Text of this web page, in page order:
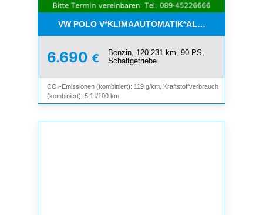
VW POLO
6.690 €
Benzin, 120.231 km, 90 PS,
Schaltgetriebe
CO₂-Emissionen (kombiniert): 119 g/km, Kraftstoffverbrauch
(kombiniert): 5,1 l/100 km